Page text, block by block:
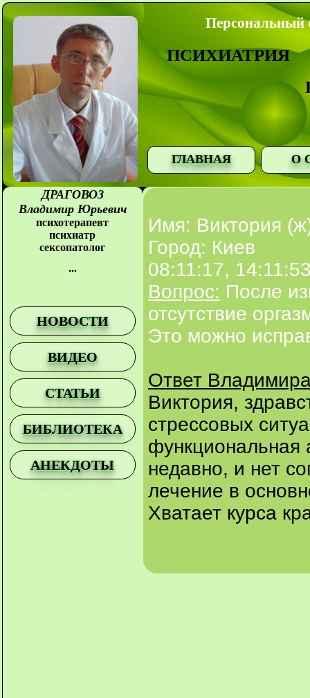
Персональный
ПСИХИАТРИЯ
ГЛАВНАЯ О
ДРАГОВОЗ
Владимир Юрьевич
психотерапевт
психиатр
сексопатолог
...
НОВОСТИ
ВИДЕО
СТАТЬИ
БИБЛИОТЕКА
АНЕКДОТЫ
Имя: Виктория
Город: Киев
08:11:17,
Вопрос: После
отсутствие
Это можно
Ответ
Виктория,
стрессовых
функциональная
недавно, и нет
лечение в
Хватает курса